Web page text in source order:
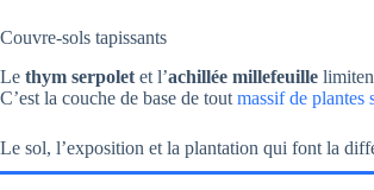
Couvre-sols tapissants
Le thym serpolet et l’achillée millefeuille
C’est la couche de base de tout massif de plantes
Le sol, l’exposition et la plantation qui font la